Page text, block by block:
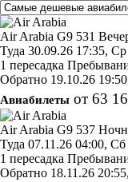
Air Arabia G9 531
Туда 30.09.26 17:35, Ср
1 пересадка
Обратно 19.10.26
Авиабилеты от 63
Air Arabia G9 537
Туда 07.11.26 04:00, Сб
1 пересадка
Обратно 18.11.26